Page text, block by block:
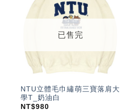
加入
「願
望輕
已售完
NTU立體毛巾繡萌三寶落肩大
學T_奶油白
NT$980